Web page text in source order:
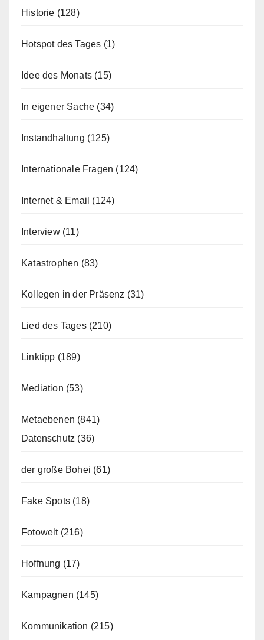
Historie (128)
Hotspot des Tages (1)
Idee des Monats (15)
In eigener Sache (34)
Instandhaltung (125)
Internationale Fragen (124)
Internet & Email (124)
Interview(11)
Katastrophen (83)
Kollegen in der Präsenz (31)
Lied des Tages(210)
Linktipp (189)
Mediation (53)
Metaebenen (841)
Datenschutz (36)
der große Bohei (61)
Fake Spots (18)
Fotowelt(216)
Hoffnung (17)
Kampagnen (145)
Kommunikation (215)